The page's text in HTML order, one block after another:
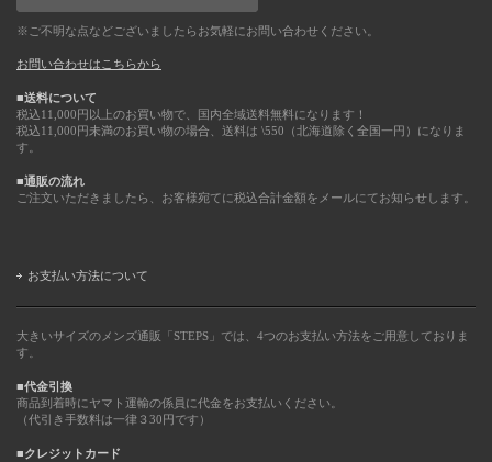
※ご不明な点などございましたらお気軽にお問い合わせください。
お問い合わせはこちらから
■送料について
税込11,000円以上のお買い物で、国内全域送料無料になります！
税込11,000円未満のお買い物の場合、送料は \550（北海道除く全国一円）になりま
す。
■通販の流れ
ご注文いただきましたら、お客様宛てに税込合計金額をメールにてお知らせします。
お支払い方法について
大きいサイズのメンズ通販「STEPS」では、4つのお支払い方法をご用意しておりま
す。
■代金引換
商品到着時にヤマト運輸の係員に代金をお支払いください。
（代引き手数料は一律３30円です）
■クレジットカード